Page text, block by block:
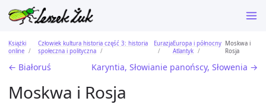
Książki
online
Człowiek kultura historia część 3: historia
społeczna i polityczna
EurazjaEuropa i północny
Atlantyk
Moskwa i
Rosja
← Białoruś Karyntia, Słowianie panońscy, Słowenia →
Moskwa i Rosja